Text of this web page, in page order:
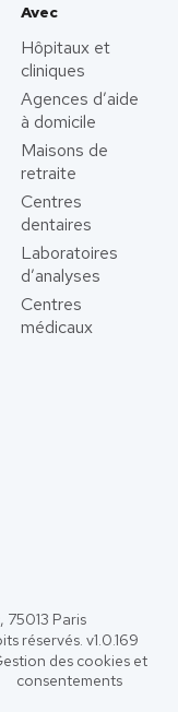
Avec
Hôpitaux et
cliniques
Agences d’aide
à domicile
Maisons de
retraite
Centres
dentaires
Laboratoires
d’analyses
Centres
médicaux
75013 Paris
réservés. v1.0.169
des cookies et
consentements